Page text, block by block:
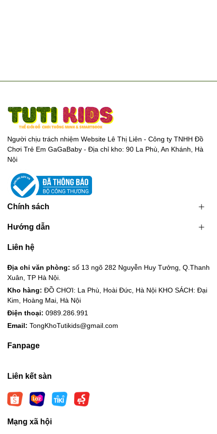
Người chịu trách nhiệm Website Lê Thị Liên - Công ty TNHH Đồ
Chơi Trẻ Em GaGaBaby - Địa chỉ kho: 90 La Phù, An Khánh, Hà
Nội
Chính sách
Hướng dẫn
Liên hệ
Địa chỉ văn phòng: số 13 ngõ 282 Nguyễn Huy Tưởng, Q.Thanh
Xuân, TP Hà Nội.
Kho hàng: ĐỒ CHƠI: La Phù, Hoài Đức, Hà Nội KHO SÁCH: Đại
Kim, Hoàng Mai, Hà Nội
Điện thoại: 0989.286.991
Email: TongKhoTutikids@gmail.com
Fanpage
Liên kết sàn
Mạng xã hội